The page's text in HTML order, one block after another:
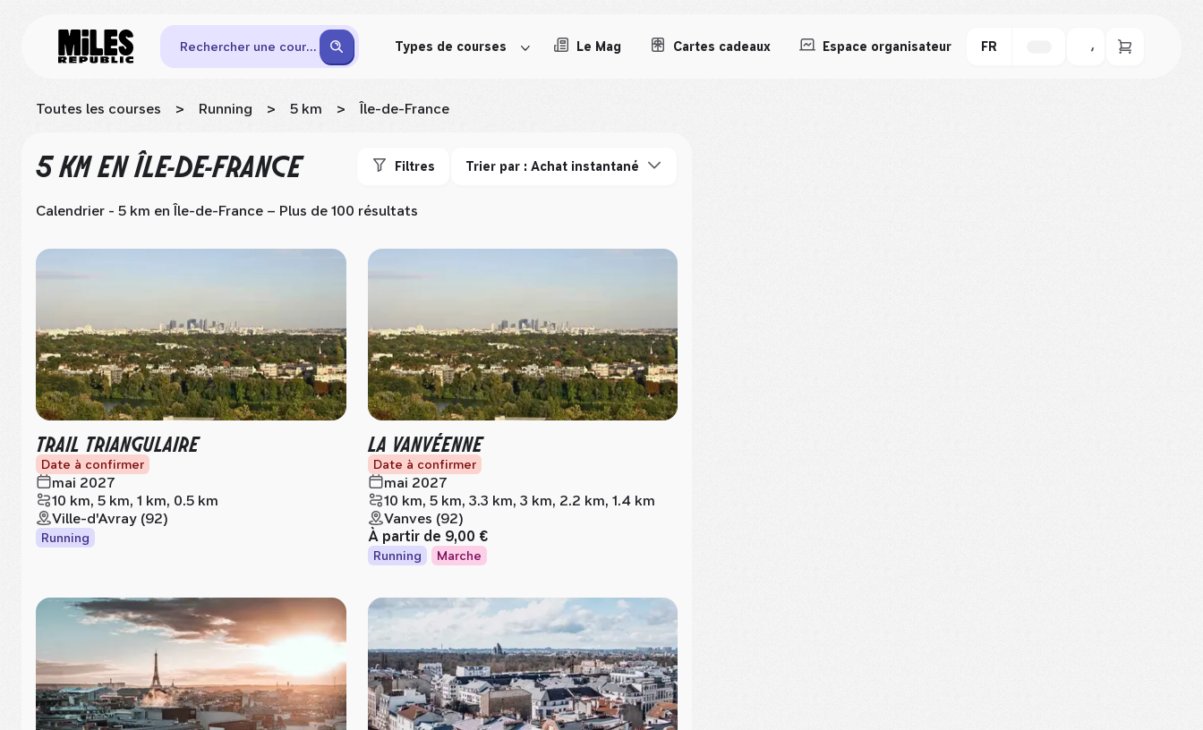
Rechercher une course Types de courses Le Mag Cartes cadeaux Espace organisateur FR
Toutes les courses > Running > 5 km > Île-de-France
5 KMEN ÎLE-DE-FRANCE Filtres Trier par : Achat instantané
Calendrier - 5 km en Île-de-France – Plus de 100 résultats
TRAIL TRIANGULAIRE
Date à confirmer
mai 2027
10 km, 5 km, 1 km, 0.5 km
Ville-d'Avray (92)
Running
LA VANVÉENNE
Date à confirmer
mai 2027
10 km, 5 km, 3.3 km, 3 km, 2.2 km, 1.4 km
Vanves (92)
À partir de 9,00 €
Running Marche